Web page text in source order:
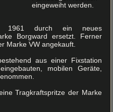
eingeweiht werden.
1961 durch ein neues
Borgward ersetzt. Ferner
Marke VW angekauft.
aus einer Fixstation
mobilen Geräte,
Tragkraftspritze der Marke